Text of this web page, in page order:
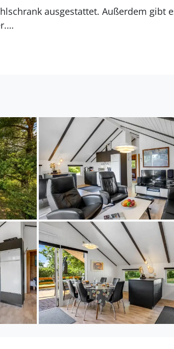
Einkaufsmöglichkeit liegt 9000 m
Außerdem gibt es
sich für 6 Personen. Die
wurde die Ferienunterkunft
ist mit einer
ist mit Waschmaschine
sich auf 3 Schlafräume. 2
in einem Etagenbett.